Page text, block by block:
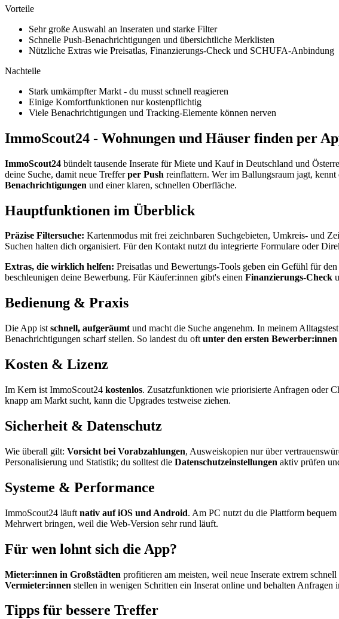
Vorteile
Sehr große Auswahl an Inseraten und starke Filter
Schnelle Push-Benachrichtigungen und übersichtliche Merklisten
Nützliche Extras wie Preisatlas, Finanzierungs-Check und SCHUFA-Anbindung
Nachteile
Stark umkämpfter Markt - du musst schnell reagieren
Einige Komfortfunktionen nur kostenpflichtig
Viele Benachrichtigungen und Tracking-Elemente können nerven
ImmoScout24 - Wohnungen und Häuser finden per
ImmoScout24 bündelt tausende Inserate für Miete und Kauf in Deutschland und
deine Suche, damit neue Trefferper Push reinflattern. Wer im Ballungsraum jagt,
Benachrichtigungen und einer klaren, schnellen Oberfläche.
Hauptfunktionen im Überblick
Präzise Filtersuche: Kartenmodus mit frei zeichnbaren Suchgebieten, Umkreis- und
Suchen halten dich organisiert. Für den Kontakt nutzt du integrierte Formulare oder
Extras, die wirklich helfen: Preisatlas und Bewertungs-Tools geben ein Gefühl für
beschleunigen deine Bewerbung. Für Käufer:innen gibt's einen Finanzierungs-Check
Bedienung & Praxis
Die App ist schnell, aufgeräumt und macht die Suche angenehm. In meinem
Benachrichtigungen scharf stellen. So landest du oft unter den ersten Bewerber:innen
Kosten & Lizenz
Im Kern ist ImmoScout24 kostenlos. Zusatzfunktionen wie priorisierte Anfragen oder
knapp am Markt sucht, kann die Upgrades testweise ziehen.
Sicherheit & Datenschutz
Wie überall gilt: Vorsicht bei Vorabzahlungen, Ausweiskopien nur über
Personalisierung und Statistik; du solltest die Datenschutzeinstellungen aktiv prüfen
Systeme & Performance
ImmoScout24 läuft nativ auf iOS und Android. Am PC nutzt du die Plattform
Mehrwert bringen, weil die Web-Version sehr rund läuft.
Für wen lohnt sich die App?
Mieter:innen in Großstädten profitieren am meisten, weil neue Inserate extrem schnell
Vermieter:innen stellen in wenigen Schritten ein Inserat online und behalten Anfragen
Tipps für bessere Treffer